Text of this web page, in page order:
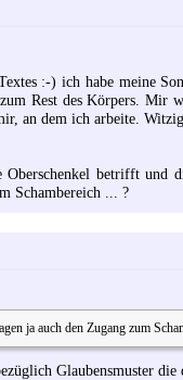
:-) ich habe meine
Rest des Körpers. Mir
an dem ich arbeite.
betrifft und
Schambereich ... ?
ja auch den Zugang zum
Glaubensmuster